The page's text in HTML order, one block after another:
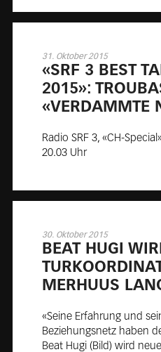
31. Oktober 2015
«SRF 3 BEST
2015»:
«VER­DAMMTE
Radio SRF 3, «CH-
20.03 Uhr
30. Oktober 2015
BEAT HU­GI
MER­HU­US
«Seine Erfahrung und
Beziehungsnetz haben
Beat Hugi (Bild) wird